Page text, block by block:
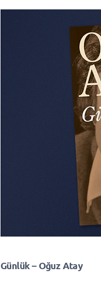
Günlük – Oğuz Atay